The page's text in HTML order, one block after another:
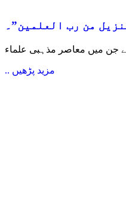
من رب العلمین”۔
جن میں معاصر مذہبی علماء
.. مزید پڑھیں